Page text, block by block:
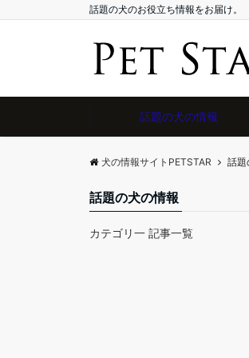
話題の犬のお役立ち情報をお届け。
話題の犬の情報
犬の情報サイトPETSTAR 話題
話題の犬の情報
カテゴリ一 記事一覧